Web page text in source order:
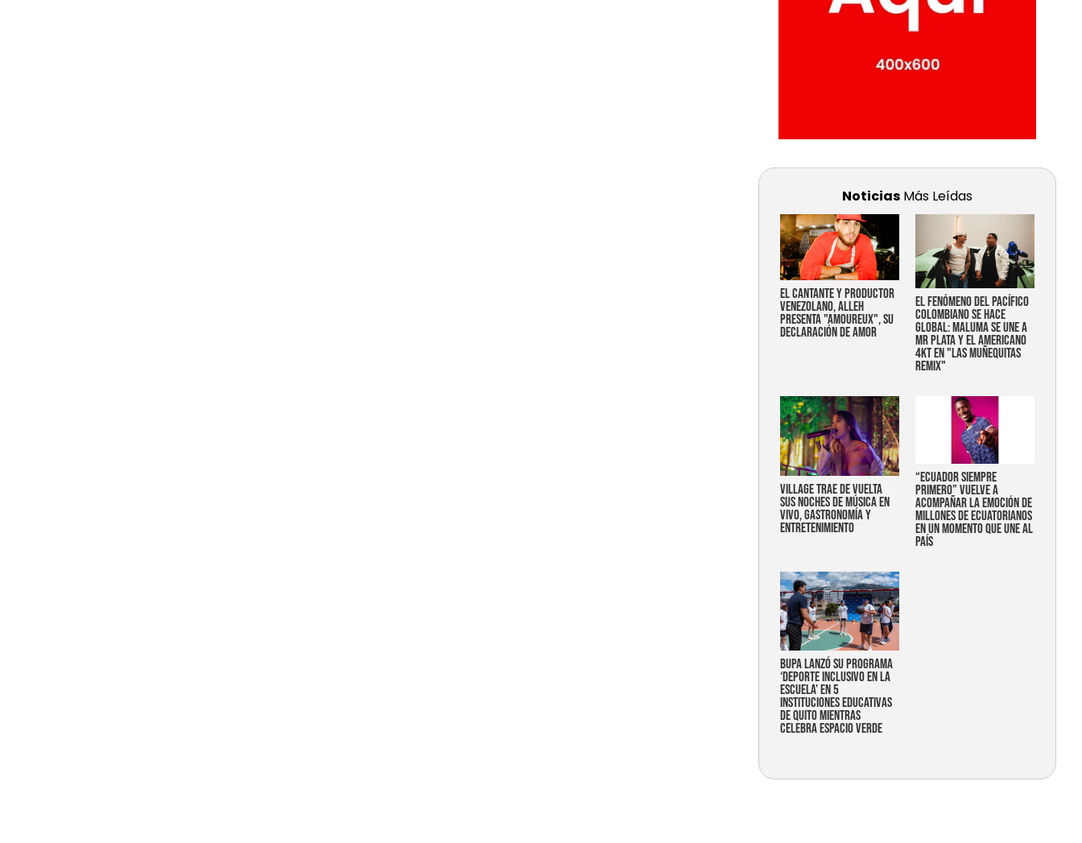
Noticias Más Leídas
EL CANTANTE Y PRODUCTOR
VENEZOLANO, ALLEH
PRESENTA "AMOUREUX", SU
DECLARACIÓN DE AMOR
EL FENÓMENO DEL PACÍFICO
COLOMBIANO SE HACE
GLOBAL: MALUMA SE UNE A
MR PLATA Y EL AMERICANO
4KT EN "LAS MUÑEQUITAS
REMIX"
Village trae de vuelta
sus noches de música en
vivo, gastronomía y
entretenimiento
“Ecuador siempre
primero” vuelve a
acompañar la emoción de
millones de ecuatorianos
en un momento que une al
país
Bupa lanzó su programa
‘Deporte Inclusivo en la
Escuela’ en 5
instituciones educativas
de Quito mientras
celebra espacio verde